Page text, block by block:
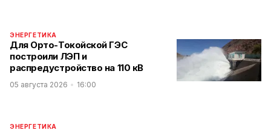
ЭНЕРГЕТИКА
Для Орто-Токойской ГЭС
построили ЛЭП и
распредустройство на 110 кВ
05 августа 2026 16:00
ЭНЕРГЕТИКА